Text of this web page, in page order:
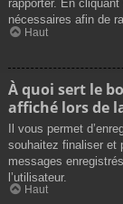
rapporter. En
nécessaires afin de
Haut
À quoi sert le
affiché lors de
Il vous permet
souhaitez finaliser et
messages
l’utilisateur.
Haut